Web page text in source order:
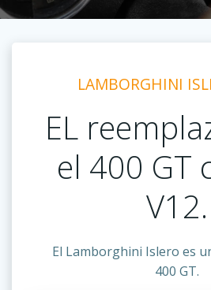
LAMBORGHINI
EL
el 400 GT
V12.
El Lamborghini Islero es
400 GT.